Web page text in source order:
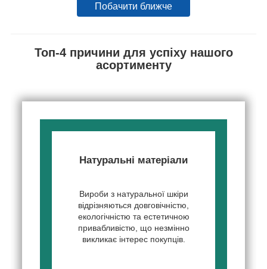
Побачити ближче
Топ-4 причини для успіху нашого
асортименту
Натуральні матеріали
Вироби з натуральної шкіри
відрізняються довговічністю,
екологічністю та естетичною
привабливістю, що незмінно
викликає інтерес покупців.